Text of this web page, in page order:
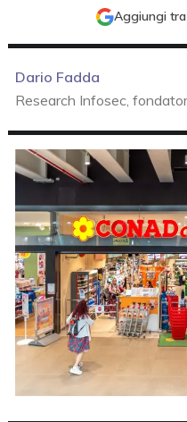
Aggiungi
Dario Fadda
Research Infosec,